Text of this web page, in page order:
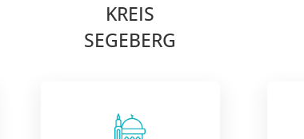
KREIS
SEGEBERG